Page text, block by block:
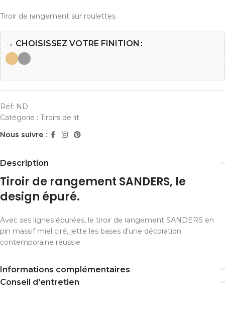
Tiroir de rangement sur roulettes
→ CHOISISSEZ VOTRE FINITION
Réf: ND
Catégorie : Tiroirs de lit
Nous suivre :
Description
Tiroir de rangement SANDERS, le
design épuré.
Avec ses lignes épurées, le tiroir de rangement SANDERS en
pin massif miel ciré, jette les bases d’une décoration
contemporaine réussie.
Informations complémentaires
Conseil d'entretien